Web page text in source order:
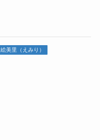
絵美里（えみり）